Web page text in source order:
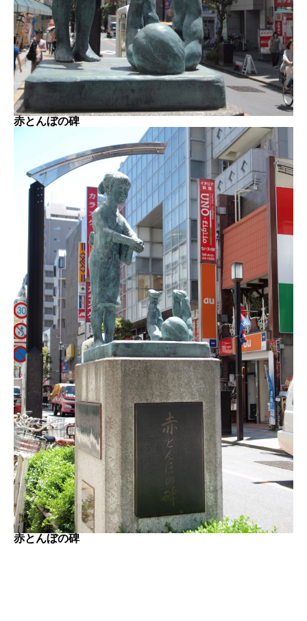
赤とんぼの碑
赤とんぼの碑